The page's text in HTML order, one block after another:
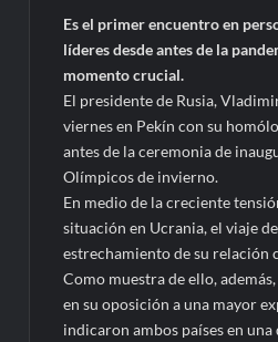
Es el primer encuentro en
líderes desde antes de la
momento crucial.
El presidente de Rusia,
viernes en Pekín con su
antes de la ceremonia de
Olímpicos de invierno.
En medio de la creciente
situación en Ucrania, el viaje
estrechamiento de su relación
Como muestra de ello,
en su oposición a una mayor
indicaron ambos países en